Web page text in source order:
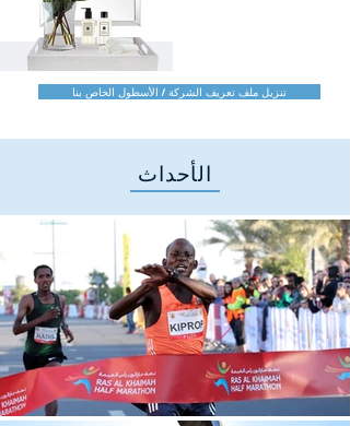
تنزيل ملف تعريف الشركة / الأسطول الخاص بنا
الأحداث